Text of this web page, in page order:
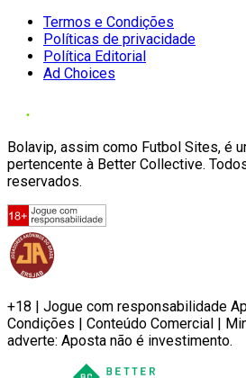
Termos e Condições
Políticas de privacidade
Política Editorial
Ad Choices
Bolavip, assim como Futbol Sites, é
pertencente à Better Collective.
reservados.
+18 | Jogue com responsabilidade
Condições | Conteúdo Comercial |
adverte: Aposta não é investimento.